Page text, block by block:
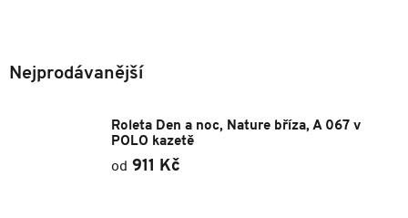
Nejprodávanější
Roleta Den a noc, Nature bříza, A 067 v
POLO kazetě
od 911 Kč